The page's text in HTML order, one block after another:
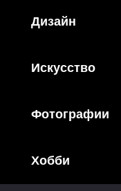
Дизайн
Искусство
Фотографии
Хобби